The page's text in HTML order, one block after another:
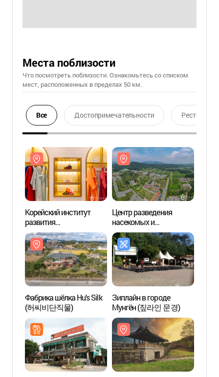
Места поблизости
Что посмотреть поблизости. Ознакомьтесь со списком
мест, расположенных в пределах 50 км.
Все Достопримечательности Ресторан
Корейский институт
развития
традиционного костюма
ханбок (한국한복진흥원)
Центр разведения
насекомых и
производства коконной
нити (잠사곤충사업장)
Фабрика шёлка Hu's Silk
(허씨비단직물)
Зиплайн в городе
Мунгён (짚라인 문경)